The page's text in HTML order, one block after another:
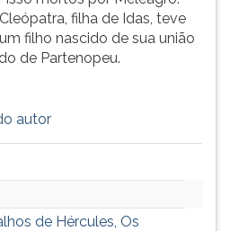
filha de Idas, teve
filho nascido de sua união
de Partenopeu.
autor
de Hércules, Os